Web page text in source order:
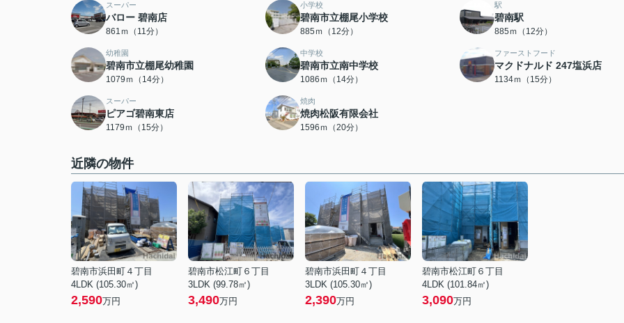
スーパー
バロー 碧南店
861ｍ（11分）
小学校
碧南市立棚尾小学校
885ｍ（12分）
駅
碧南駅
885ｍ（12分）
幼稚園
碧南市立棚尾幼稚園
1079ｍ（14分）
中学校
碧南市立南中学校
1086ｍ（14分）
ファーストフード
マクドナルド 247塩浜店
1134ｍ（15分）
スーパー
ピアゴ碧南東店
1179ｍ（15分）
焼肉
焼肉松阪有限会社
1596ｍ（20分）
近隣の物件
碧南市浜田町４丁目
4LDK (105.30㎡)
2,590万円
碧南市松江町６丁目
3LDK (99.78㎡)
3,490万円
碧南市浜田町４丁目
3LDK (105.30㎡)
2,390万円
碧南市松江町６丁目
4LDK (101.84㎡)
3,090万円